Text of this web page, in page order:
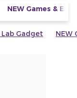
NEW Games &
Lab Gadget NEW